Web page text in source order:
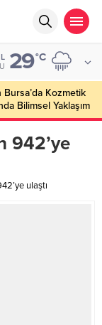
29°C
Bursa’da Kozmetik
Bilimsel Yaklaşım
Önem Taşıyor”
942’ye
ulaştı